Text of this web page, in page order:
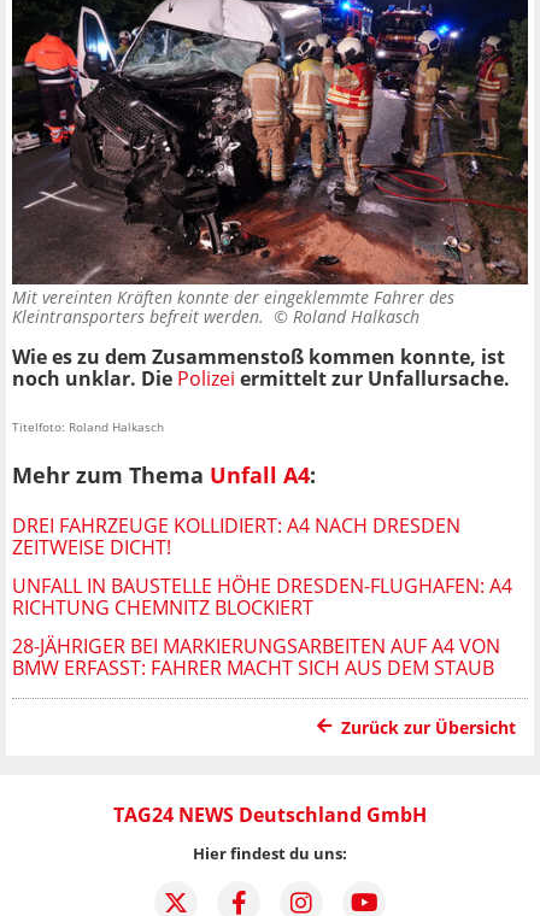
Mit vereinten Kräften konnte der eingeklemmte Fahrer des
Kleintransporters befreit werden. © Roland Halkasch
Wie es zu dem Zusammenstoß kommen konnte, ist
noch unklar. Die Polizei ermittelt zur Unfallursache.
Titelfoto: Roland Halkasch
Mehr zum Thema Unfall A4:
DREI FAHRZEUGE KOLLIDIERT: A4 NACH DRESDEN
ZEITWEISE DICHT!
UNFALL IN BAUSTELLE HÖHE DRESDEN-FLUGHAFEN: A4
RICHTUNG CHEMNITZ BLOCKIERT
28-JÄHRIGER BEI MARKIERUNGSARBEITEN AUF A4 VON
BMW ERFASST: FAHRER MACHT SICH AUS DEM STAUB
Zurück zur Übersicht
TAG24 NEWS Deutschland GmbH
Hier findest du uns: